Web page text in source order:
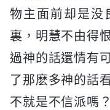
物主面前却是没
裏，明慧不由得
過神的話還情有
了那麽多神的話
不就是不信派嗎